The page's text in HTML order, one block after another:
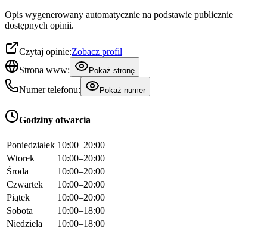
Opis wygenerowany automatycznie na podstawie publicznie
dostępnych opinii.
Czytaj opinie:Zobacz profil
Strona www:
Pokaż stronę
Numer telefonu: Pokaż numer
Godziny otwarcia
Poniedziałek 10:00–20:00
Wtorek
10:00–20:00
Środa
10:00–20:00
Czwartek
10:00–20:00
Piątek
10:00–20:00
Sobota
10:00–18:00
Niedziela
10:00–18:00